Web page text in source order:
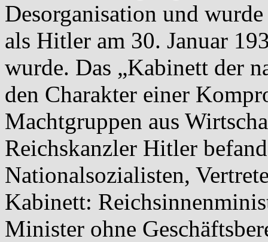
Desorganisation und
als Hitler am 30. Januar
wurde. Das „Kabinett der
den Charakter einer
Machtgruppen aus
Reichskanzler Hitler
Nationalsozialisten,
Kabinett:
Minister ohne